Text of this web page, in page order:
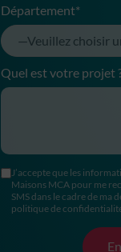
Département*
Quel est votre projet
J’accepte que les
Maisons MCA pour me
SMS dans le cadre de ma
politique de